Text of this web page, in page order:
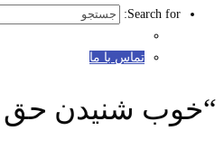
Search for:
تماس با ما
“خوب شنیدن